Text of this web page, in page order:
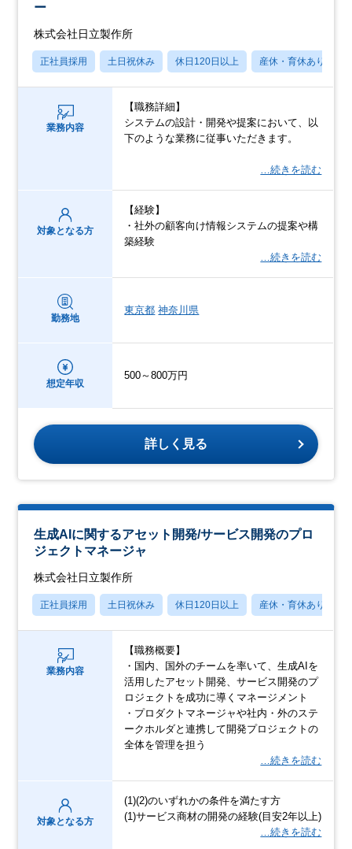
ー
株式会社日立製作所
正社員採用 土日祝休み 休日120日以上 産休・育休あり
業務内容
【職務詳細】
システムの設計・開発や提案において、以
下のような業務に従事いただきます。
…続きを読む
対象となる方
【経験】
・社外の顧客向け情報システムの提案や構
築経験
…続きを読む
勤務地
東京都 神奈川県
想定年収
500～800万円
詳しく見る
生成AIに関するアセット開発/サービス開発のプロ
ジェクトマネージャ
株式会社日立製作所
正社員採用 土日祝休み 休日120日以上 産休・育休あり
業務内容
【職務概要】
・国内、国外のチームを率いて、生成AIを
活用したアセット開発、サービス開発のプ
ロジェクトを成功に導くマネージメント
・プロダクトマネージャや社内・外のステ
ークホルダと連携して開発プロジェクトの
全体を管理を担う
…続きを読む
対象となる方
(1)(2)のいずれかの条件を満たす方
(1)サービス商材の開発の経験(目安2年以上)
…続きを読む